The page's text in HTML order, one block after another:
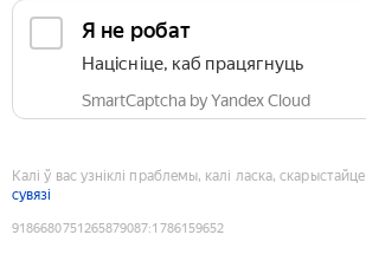
Я не робат
Націсніце, каб працягнуць
SmartCaptcha by Yandex Cloud
Калі ў вас узніклі праблемы, калі ласка, скарыстайце
сувязі
9186680751265879087:1786159652